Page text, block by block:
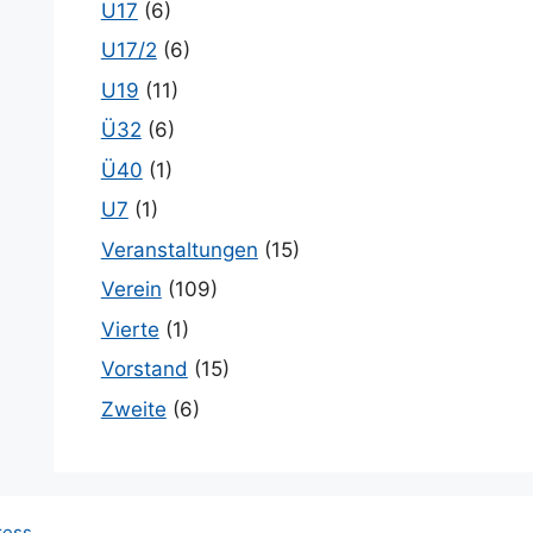
U17 (6)
U17/2 (6)
U19 (11)
Ü32 (6)
Ü40 (1)
U7 (1)
Veranstaltungen (15)
Verein (109)
Vierte (1)
Vorstand (15)
Zweite (6)